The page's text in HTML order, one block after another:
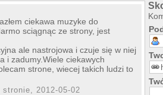
ciekawa muzyke do
sciągnąc ze strony, jest
ale nastrojowa i czuje się w niej
i zadumy.Wiele ciekawych
strone, wiecej takich ludzi to
2012-05-02